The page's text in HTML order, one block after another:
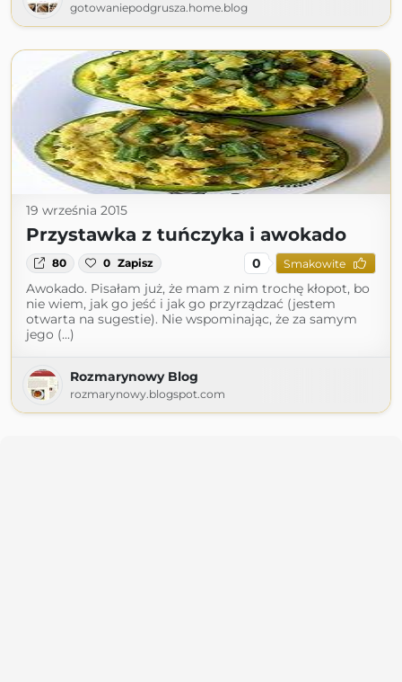
gotowaniepodgrusza.home.blog
19 września 2015
Przystawka z tuńczyka i awokado
80 0 Zapisz 0 Smakowite
Awokado. Pisałam już, że mam z nim trochę kłopot, bo
nie wiem, jak go jeść i jak go przyrządzać (jestem
otwarta na sugestie). Nie wspominając, że za samym
jego (...)
Rozmarynowy Blog
rozmarynowy.blogspot.com